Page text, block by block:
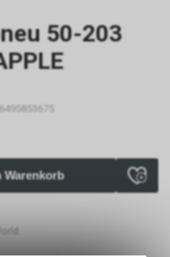
50-203
Warenkorb